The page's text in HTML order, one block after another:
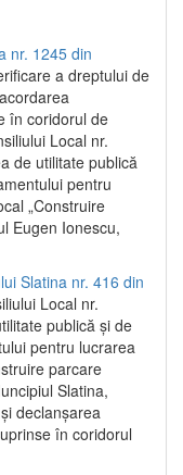
nr. 1245 din
a dreptului de
în coridorul de
Local nr.
de utilitate publică
pentru
„Construire
Eugen Ionescu,
Slatina nr. 416 din
Local nr.
publică și de
pentru lucrarea
parcare
Slatina,
declanșarea
în coridorul